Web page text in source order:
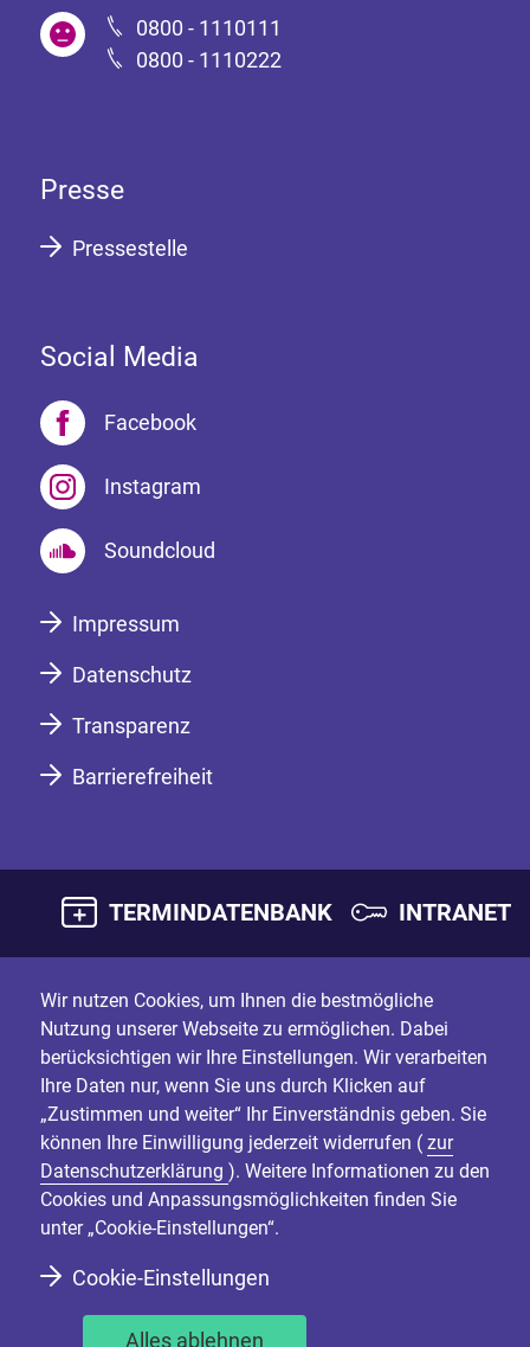
0800 - 1110111
0800 - 1110222
Presse
Pressestelle
Social Media
Facebook
Instagram
Soundcloud
Impressum
Datenschutz
Transparenz
Barrierefreiheit
TERMINDATENBANK INTRANET
Wir nutzen Cookies, um Ihnen die bestmögliche
Nutzung unserer Webseite zu ermöglichen. Dabei
berücksichtigen wir Ihre Einstellungen. Wir verarbeiten
Ihre Daten nur, wenn Sie uns durch Klicken auf
„Zustimmen und weiter“ Ihr Einverständnis geben. Sie
können Ihre Einwilligung jederzeit widerrufen ( zur
Datenschutzerklärung ). Weitere Informationen zu den
Cookies und Anpassungsmöglichkeiten finden Sie
unter „Cookie-Einstellungen“.
Cookie-Einstellungen
Alles ablehnen